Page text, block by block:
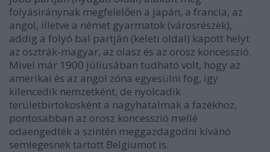
folyásiránynak megfelelően a japán, a francia, az
angol, illetve a német gyarmatok (városrészek),
addig a folyó bal partján (keleti oldal) kapott helyt
az osztrák-magyar, az olasz és az orosz koncesszió.
Mivel már 1900 júliusában tudható volt, hogy az
amerikai és az angol zóna egyesülni fog, így
kilencedik nemzetként, de nyolcadik
területbirtokosként a nagyhatalmak a fazékhoz,
pontosabban az orosz koncesszió mellé
odaengedték a szintén meggazdagodni kívánó
semlegesnek tartott Belgiumot is.